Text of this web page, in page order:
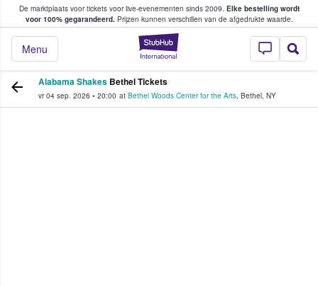
De marktplaats voor tickets voor live-evenementen sinds 2009. Elke bestelling wordt
voor 100% gegarandeerd.Prijzen kunnen verschillen van de afgedrukte waarde.
StubHub: waar
Menu
tickets kopen en verkopen
Alabama Shakes Bethel Tickets
vr 04 sep. 2026 • 20:00 at Bethel Woods Center for the Arts, Bethel, NY